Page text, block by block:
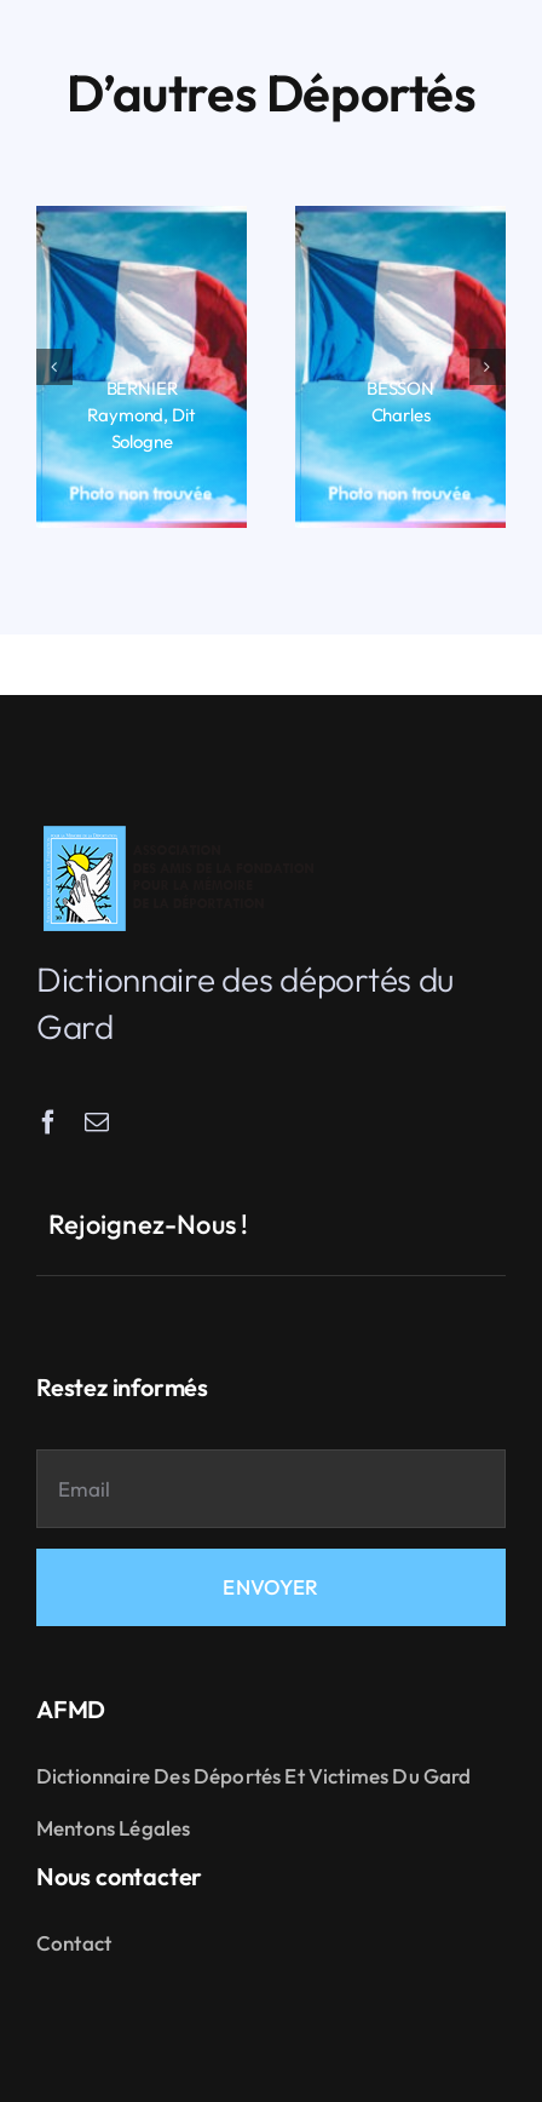
D’autres Déportés
BERNIER
Raymond, Dit
Sologne
LIRE LA BIO
BESSON
Charles
LIRE LA BIO
Dictionnaire des déportés du
Gard
Rejoignez-Nous !
Restez informés
ENVOYER
AFMD
Dictionnaire Des Déportés Et Victimes Du Gard
Mentons Légales
Nous contacter
Contact